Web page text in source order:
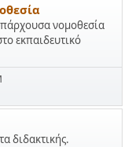
νομοθεσία
εκπαιδευτικό
διδακτικής.